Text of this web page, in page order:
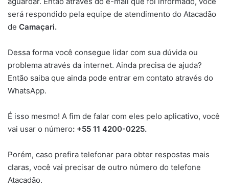
será respondido pela equipe de atendimento do Atacadão
de Camaçari.
Dessa forma você consegue lidar com sua dúvida ou
problema através da internet. Ainda precisa de ajuda?
Então saiba que ainda pode entrar em contato através do
WhatsApp.
É isso mesmo! A fim de falar com eles pelo aplicativo, você
vai usar o número: +55 11 4200-0225.
Porém, caso prefira telefonar para obter respostas mais
claras, você vai precisar de outro número do telefone
Atacadão.